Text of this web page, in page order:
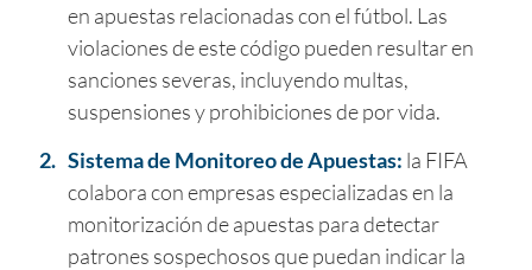
en apuestas relacionadas con el fútbol. Las
violaciones de este código pueden resultar en
sanciones severas, incluyendo multas,
suspensiones y prohibiciones de por vida.
2. Sistema de Monitoreo de Apuestas: la FIFA
colabora con empresas especializadas en la
monitorización de apuestas para detectar
patrones sospechosos que puedan indicar la